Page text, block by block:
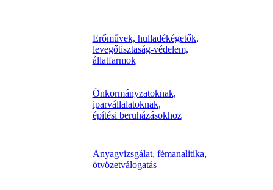
Erőművek, hulladékégetők,
levegőtisztaság-védelem,
állatfarmok
Önkormányzatoknak,
iparvállalatoknak,
építési beruházásokhoz
Anyagvizsgálat, fémanalitika,
ötvözetválogatás